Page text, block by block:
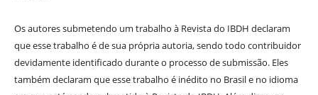
Os autores submetendo um trabalho à Revista do IBDH declaram
que esse trabalho é de sua própria autoria, sendo todo contribuidor
devidamente identificado durante o processo de submissão. Eles
também declaram que esse trabalho é inédito no Brasil e no idioma